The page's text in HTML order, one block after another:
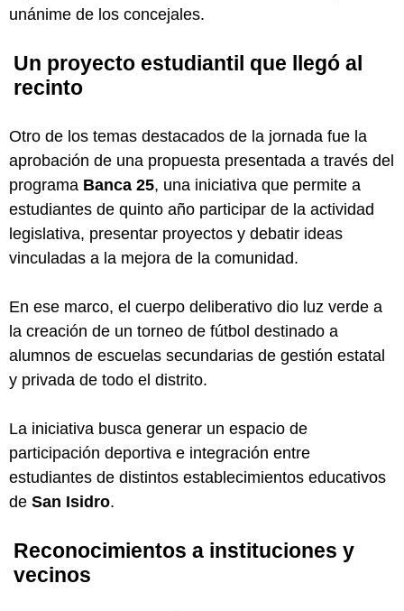
unánime de los concejales.
Un proyecto estudiantil que llegó al
recinto
Otro de los temas destacados de la jornada fue la
aprobación de una propuesta presentada a través del
programa Banca 25, una iniciativa que permite a
estudiantes de quinto año participar de la actividad
legislativa, presentar proyectos y debatir ideas
vinculadas a la mejora de la comunidad.
En ese marco, el cuerpo deliberativo dio luz verde a
la creación de un torneo de fútbol destinado a
alumnos de escuelas secundarias de gestión estatal
y privada de todo el distrito.
La iniciativa busca generar un espacio de
participación deportiva e integración entre
estudiantes de distintos establecimientos educativos
de San Isidro.
Reconocimientos a instituciones y
vecinos